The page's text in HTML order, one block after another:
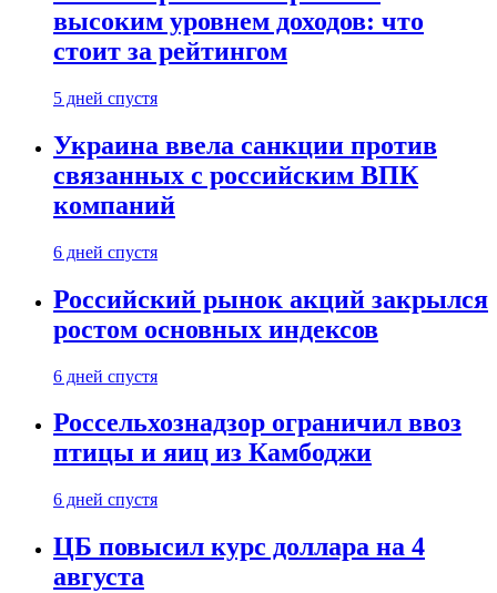
высоким уровнем доходов: что
стоит за рейтингом
5 дней спустя
Украина ввела санкции против
связанных с российским ВПК
компаний
6 дней спустя
Российский рынок акций закрылся
ростом основных индексов
6 дней спустя
Россельхознадзор ограничил ввоз
птицы и яиц из Камбоджи
6 дней спустя
ЦБ повысил курс доллара на 4
августа